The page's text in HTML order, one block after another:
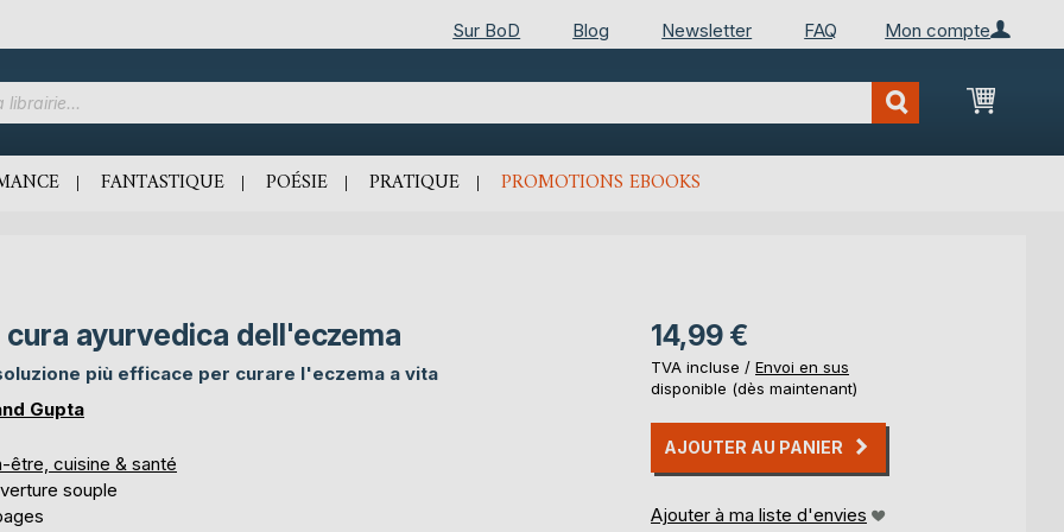
Mon compte
Sur BoD Blog Newsletter FAQ
Mon
FANTASTIQUE POÉSIE PRATIQUE PROMOTIONS EBOOKS
cura ayurvedica dell'eczema
più efficace per curare l'eczema a vita
Gupta
être, cuisine & santé
souple
14,99 €
TVA incluse / Envoi en sus
disponible (dès maintenant)
AJOUTER AU PANIER
Ajouter à ma liste d'envies